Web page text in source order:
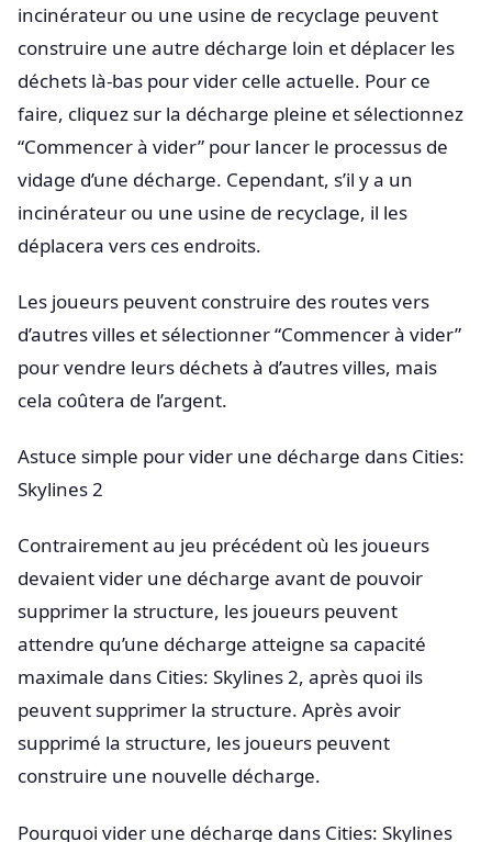
incinérateur ou une usine de recyclage peuvent
construire une autre décharge loin et déplacer les
déchets là-bas pour vider celle actuelle. Pour ce
faire, cliquez sur la décharge pleine et sélectionnez
“Commencer à vider” pour lancer le processus de
vidage d’une décharge. Cependant, s’il y a un
incinérateur ou une usine de recyclage, il les
déplacera vers ces endroits.
Les joueurs peuvent construire des routes vers
d’autres villes et sélectionner “Commencer à vider”
pour vendre leurs déchets à d’autres villes, mais
cela coûtera de l’argent.
Astuce simple pour vider une décharge dans Cities:
Skylines 2
Contrairement au jeu précédent où les joueurs
devaient vider une décharge avant de pouvoir
supprimer la structure, les joueurs peuvent
attendre qu’une décharge atteigne sa capacité
maximale dans Cities: Skylines 2, après quoi ils
peuvent supprimer la structure. Après avoir
supprimé la structure, les joueurs peuvent
construire une nouvelle décharge.
Pourquoi vider une décharge dans Cities: Skylines